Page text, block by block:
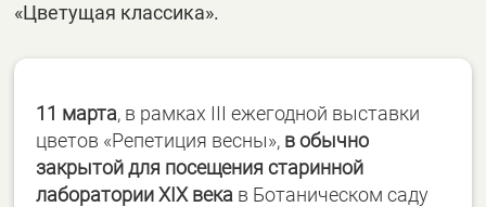
«Цветущая классика».
11 марта, в рамках III ежегодной выставки
цветов «Репетиция весны», в обычно
закрытой для посещения старинной
лаборатории XIX века в Ботаническом саду